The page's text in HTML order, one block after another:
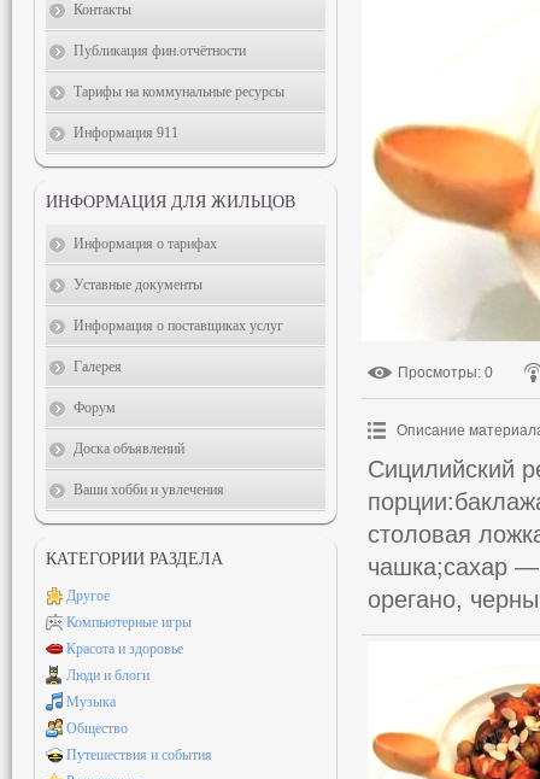
Просмотры: 0
Описание
Сицилийский
столовая
чашка;сахар —
орегано,
Контакты
Публикация фин.отчётности
Тарифы на коммунальные ресурсы
Информация 911
ИНФОРМАЦИЯ ДЛЯ ЖИЛЬЦОВ
Информация о тарифах
Уставные документы
Информация о поставщиках услуг
Галерея
Форум
Доска объявлений
Ваши хобби и увлечения
КАТЕГОРИИ РАЗДЕЛА
Другое
Компьютерные игры
Красота и здоровье
Люди и блоги
Музыка
Общество
Путешествия и события